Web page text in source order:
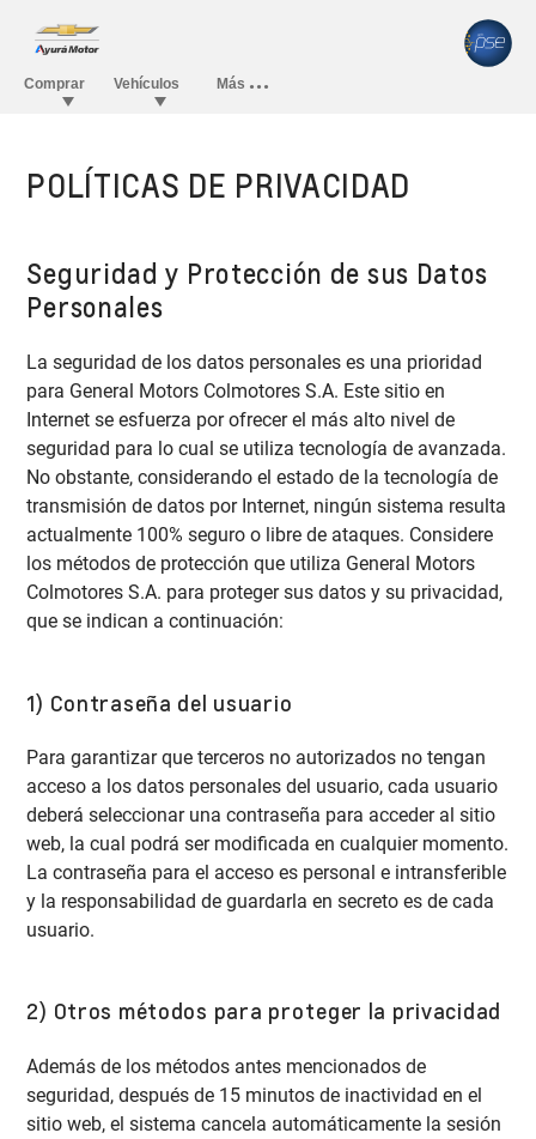
POLÍTICAS DE PRIVACIDAD
Seguridad y Protección de sus Datos
Personales
La seguridad de los datos personales es una prioridad
para General Motors Colmotores S.A. Este sitio en
Internet se esfuerza por ofrecer el más alto nivel de
seguridad para lo cual se utiliza tecnología de avanzada.
No obstante, considerando el estado de la tecnología de
transmisión de datos por Internet, ningún sistema resulta
actualmente 100% seguro o libre de ataques. Considere
los métodos de protección que utiliza General Motors
Colmotores S.A. para proteger sus datos y su privacidad,
que se indican a continuación:
1) Contraseña del usuario
Para garantizar que terceros no autorizados no tengan
acceso a los datos personales del usuario, cada usuario
deberá seleccionar una contraseña para acceder al sitio
web, la cual podrá ser modificada en cualquier momento.
La contraseña para el acceso es personal e intransferible
y la responsabilidad de guardarla en secreto es de cada
usuario.
2) Otros métodos para proteger la privacidad
Además de los métodos antes mencionados de
seguridad, después de 15 minutos de inactividad en el
sitio web, el sistema cancela automáticamente la sesión